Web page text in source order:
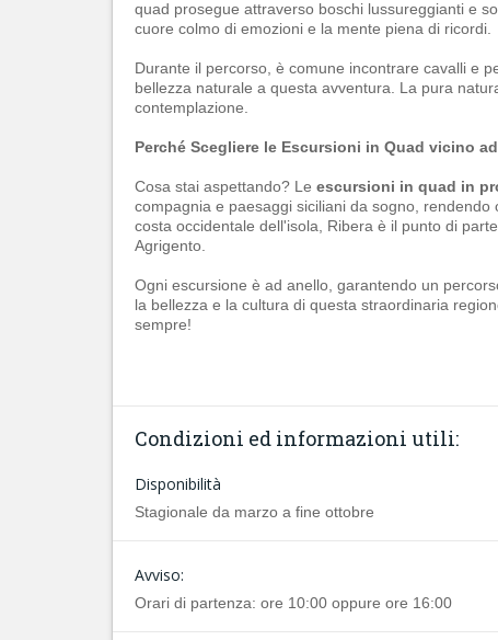
quad prosegue attraverso boschi lussureggianti e
cuore colmo di emozioni e la mente piena di ricordi.
Durante il percorso, è comune incontrare cavalli e
bellezza naturale a questa avventura. La pura
contemplazione.
Perché Scegliere le Escursioni in Quad vicino
Cosa stai aspettando? Le escursioni in quad in
compagnia e paesaggi siciliani da sogno,
costa occidentale dell'isola, Ribera è il punto di
Agrigento.
Ogni escursione è ad anello, garantendo un
la bellezza e la cultura di questa straordinaria
sempre!
Condizioni ed informazioni utili:
Disponibilità
Stagionale da marzo a fine ottobre
Avviso:
Orari di partenza: ore 10:00 oppure ore 16:00